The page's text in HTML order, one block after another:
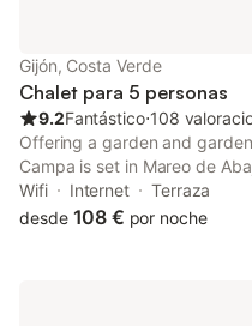
Gijón, Costa Verde
Chalet para 5 personas
9.2Fantástico⋅108
Offering a garden and
Campa is set in Mareo de
and 31 km from Plaza de la
offers access to a balcony,
Wifi Internet
Terraza
desde 108 € por noche